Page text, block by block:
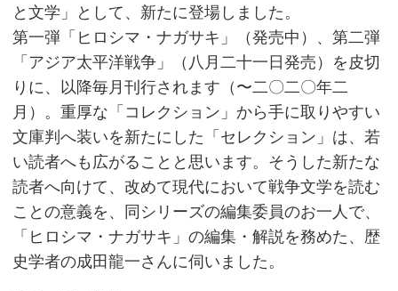
と文学」として、新たに登場しました。
第一弾「ヒロシマ・ナガサキ」（発売中）、第二弾
「アジア太平洋戦争」（八月二十一日発売）を皮切
りに、以降毎月刊行されます（〜二〇二〇年二
月）。重厚な「コレクション」から手に取りやすい
文庫判へ装いを新たにした「セレクション」は、若
い読者へも広がることと思います。そうした新たな
読者へ向けて、改めて現代において戦争文学を読む
ことの意義を、同シリーズの編集委員のお一人で、
「ヒロシマ・ナガサキ」の編集・解説を務めた、歴
史学者の成田龍一さんに伺いました。